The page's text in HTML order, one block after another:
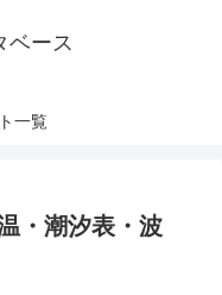
ベース
一覧
・潮汐表・波